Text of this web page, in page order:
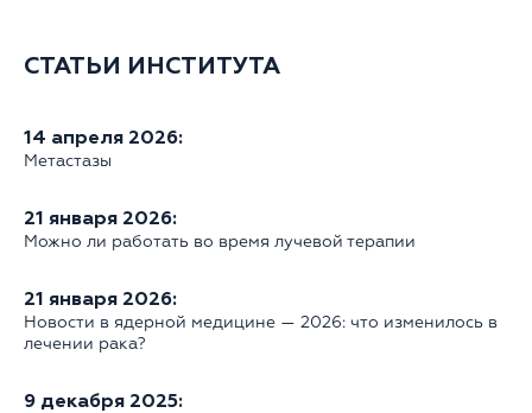
СТАТЬИ ИНСТИТУТА
14 апреля 2026:
Метастазы
21 января 2026:
Можно ли работать во время лучевой терапии
21 января 2026:
Новости в ядерной медицине — 2026: что изменилось в
лечении рака?
9 декабря 2025: